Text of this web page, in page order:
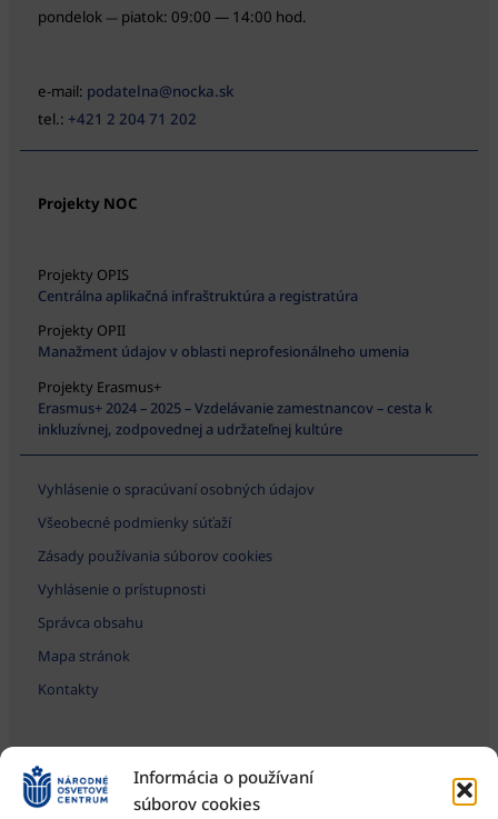
Informácia o používaní
súborov cookies
pondelok — piatok: 09:00 — 14:00 hod.
e-mail: podatelna@nocka.sk
tel.: +421 2 204 71 202
Projekty NOC
Projekty OPIS
Centrálna aplikačná infraštruktúra a registratúra
Projekty OPII
Manažment údajov v oblasti neprofesionálneho umenia
Projekty Erasmus+
Erasmus+ 2024 – 2025 – Vzdelávanie zamestnancov – cesta k
inkluzívnej, zodpovednej a udržateľnej kultúre
Vyhlásenie o spracúvaní osobných údajov
Všeobecné podmienky súťaží
Zásady používania súborov cookies
Vyhlásenie o prístupnosti
Správca obsahu
Mapa stránok
Kontakty